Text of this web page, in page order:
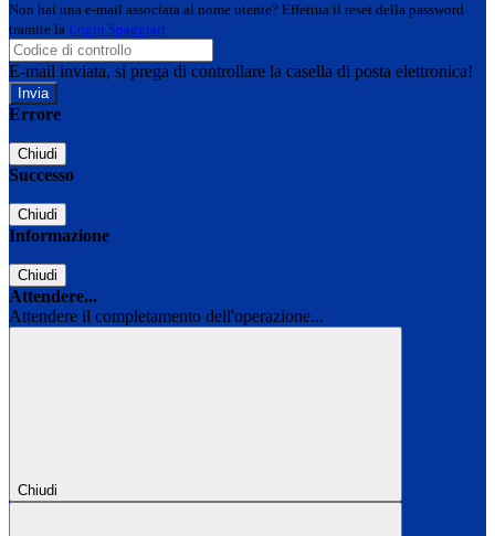
Non hai una e-mail associata al nome utente? Effettua il reset della password
tramite la Login Spaggiari
E-mail inviata, si prega di controllare la casella di posta elettronica!
Errore
Chiudi
Successo
Chiudi
Informazione
Chiudi
Attendere...
Attendere il completamento dell'operazione...
Chiudi